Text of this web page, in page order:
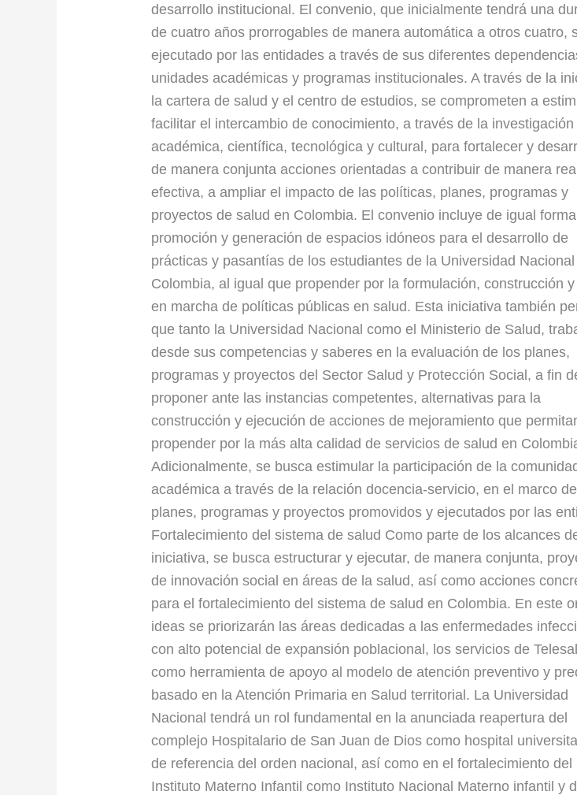
desarrollo institucional. El convenio, que inicialmente tendrá una
de cuatro años prorrogables de manera automática a otros cuatro,
ejecutado por las entidades a través de sus diferentes
unidades académicas y programas institucionales. A través de la
la cartera de salud y el centro de estudios, se comprometen a
facilitar el intercambio de conocimiento, a través de la investigación
académica, científica, tecnológica y cultural, para fortalecer y
de manera conjunta acciones orientadas a contribuir de manera
efectiva, a ampliar el impacto de las políticas, planes, programas y
proyectos de salud en Colombia. El convenio incluye de igual
promoción y generación de espacios idóneos para el desarrollo de
prácticas y pasantías de los estudiantes de la Universidad
Colombia, al igual que propender por la formulación, construcción
en marcha de políticas públicas en salud. Esta iniciativa también
que tanto la Universidad Nacional como el Ministerio de Salud,
desde sus competencias y saberes en la evaluación de los planes,
programas y proyectos del Sector Salud y Protección Social, a fin
proponer ante las instancias competentes, alternativas para la
construcción y ejecución de acciones de mejoramiento que
propender por la más alta calidad de servicios de salud en
Adicionalmente, se busca estimular la participación de la
académica a través de la relación docencia-servicio, en el marco
planes, programas y proyectos promovidos y ejecutados por las
Fortalecimiento del sistema de salud Como parte de los alcances
iniciativa, se busca estructurar y ejecutar, de manera conjunta,
de innovación social en áreas de la salud, así como acciones
para el fortalecimiento del sistema de salud en Colombia. En este
ideas se priorizarán las áreas dedicadas a las enfermedades
con alto potencial de expansión poblacional, los servicios de
como herramienta de apoyo al modelo de atención preventivo y
basado en la Atención Primaria en Salud territorial. La Universidad
Nacional tendrá un rol fundamental en la anunciada reapertura del
complejo Hospitalario de San Juan de Dios como hospital
de referencia del orden nacional, así como en el fortalecimiento del
Instituto Materno Infantil como Instituto Nacional Materno infantil y